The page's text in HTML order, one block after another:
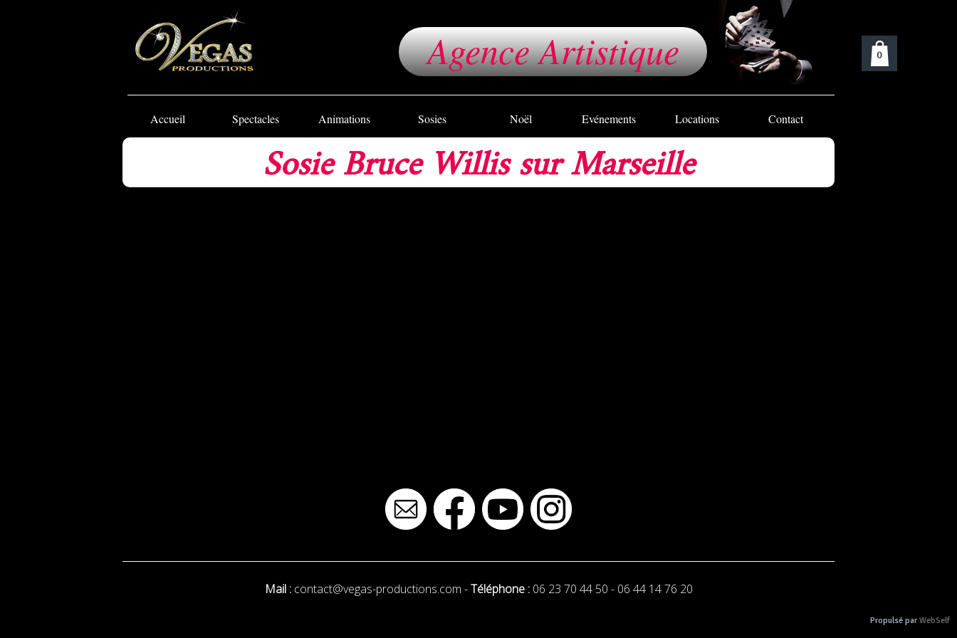
Agence Artistique
Accueil Spectacles Animations Sosies Noël Evénements Locations Contact
Sosie Bruce Willis sur Marseille
Mail : contact@vegas-productions.com -Téléphone : 06 23 70 44 50 - 06 44 14 76 20
Propulsé par WebSelf
0